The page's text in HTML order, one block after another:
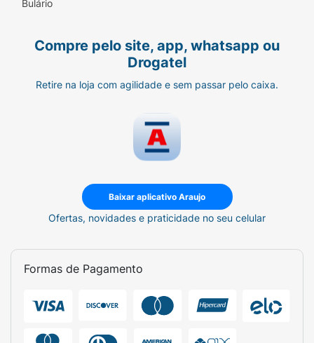
Bulário
Compre pelo site, app, whatsapp ou
Drogatel
Retire na loja com agilidade e sem passar pelo caixa.
Baixar aplicativo Araujo
Ofertas, novidades e praticidade no seu celular
Formas de Pagamento